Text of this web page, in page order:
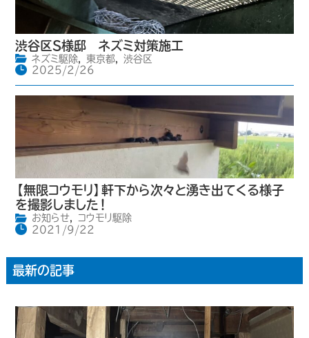
渋谷区S様邸 ネズミ対策施工
ネズミ駆除, 東京都,
渋谷区
2025/2/26
【無限コウモリ】軒下から次々と湧き出てくる様子
を撮影しました！
お知らせ,
コウモリ駆除
2021/9/22
最新の記事